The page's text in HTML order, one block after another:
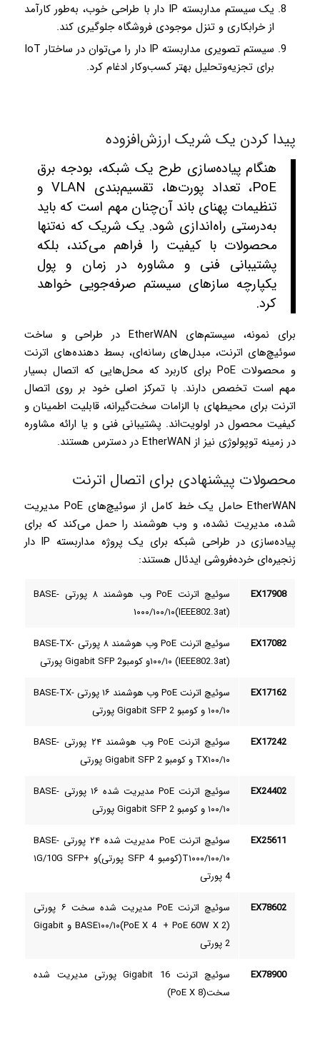
یک سیستم مداربسته IP دار با طراحی خوب، به‌طور کارآمد
از خرابکاری و تنزل موجودی فروشگاه جلوگیری کند.
سیستم تصویری مداربسته IP دار را می‌توان در ساختار IoT
برای تجزیه‌وتحلیل بهتر کسب‌وکار ادغام کرد.
پیدا کردن یک شریک ارزش‌افزوده
هنگام پیاده‌سازی طرح یک شبکه، بودجه برق
PoE، تعداد پورت‌ها، تقسیم‌بندی VLAN و
تنظیمات پهنای باند آن‌چنان مهم است که باید
به‌درستی راه‌اندازی شود. یک شریک که نه‌تنها
محصولات با کیفیت را فراهم می‌کند، بلکه
پشتیبانی فنی و مشاوره در زمان و پول
یکپارچه سازهای سیستم صرفه‌جویی خواهد
کرد.
برای نمونه، سیستم‌های EtherWAN در طراحی و ساخت
سوئیچ‌های اترنت، مبدل‌های رسانه‌ای، بسط دهنده‌های اترنت
و محصولات PoE برای کاربرد که محل‌هایی که اتصال بسیار
مهم است تخصص دارند. با تمرکز اصلی خود بر روی اتصال
اترنت برای محیط­های با الزامات سخت‌گیرانه، قابلیت اطمینان و
کیفیت محصول در اولویت‌اند. پشتیبانی فنی و یا ارائه مشاوره
در زمینه توپولوژی نیز از EtherWAN در دسترس هستند.
محصولات پیشنهادی برای اتصال اترنت
EtherWAN حامل یک خط کامل از سوئیچ‌های PoE مدیریت
‌شده، مدیریت نشده، و وب هوشمند را حمل می‌کند که برای
پیاده‌سازی در طراحی شبکه برای یک پروژه مداربسته IP دار
زنجیره‌ای خرده‌فروشی ایدئال هستند:
EX17908
سوئیچ اترنت PoE وب هوشمند ۸ پورتی BASE­
۱۰۰۰/۱۰۰/۱۰­(IEEE802.3at)
EX17082
سوئیچ اترنت PoE وب هوشمند ۸ پورتی BASE-TX­
۱۰۰/۱۰ (IEEE802.3at)و کومبو­Gigabit SFP 2 پورتی
EX17162
سوئیچ اترنت PoE وب هوشمند ۱۶ پورتی BASE-TX­
۱۰۰/۱۰ و کومبو Gigabit SFP 2 پورتی
EX17242
سوئیچ اترنت PoE وب هوشمند ۲۴ پورتی BASE-
TX­۱۰۰/۱۰ و کومبو Gigabit SFP 2 پورتی
EX24402
سوئیچ اترنت PoE مدیریت شده ۱۶ پورتی BASE­
۱۰۰/۱۰ و کومبو ­Gigabit SFP 2 پورتی
EX25611
سوئیچ اترنت PoE مدیریت شده ۲۴ پورتی BASE-
T­۱۰۰۰/۱۰۰/۱۰­­(کومبو SFP 4 پورتی)و ۱G/10G SFP+
4 پورتی
EX78602
سوئیچ اترنت PoE مدیریت شده سخت ۶ پورتی
BASE­۱۰۰/۱۰(PoE X 4 + PoE 60W X 2) و Gigabit
2 پورتی
EX78900
سوئیچ اترنت Gigabit 16 پورتی مدیریت شده
سخت(PoE X 8)